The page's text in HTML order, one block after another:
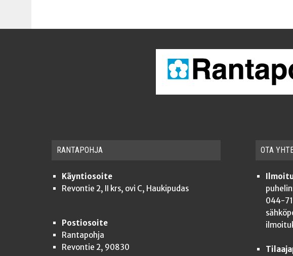
RAN­TA­POH­JA
Käyntiosoite
Revontie 2, II krs, ovi C, Haukipudas
Postiosoite
Rantapohja
Revontie 2, 90830
OTA
044-